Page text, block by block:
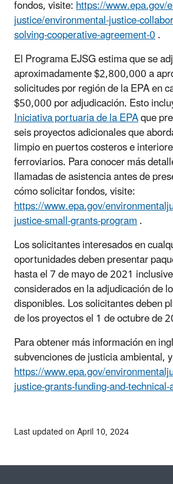
fondos, visite:https://www.epa.gov/
justice/environmental-justice-
solving-cooperative-agreement-0.
El Programa EJSG estima que se
aproximadamente $2,800,000 a
solicitudes por región de la EPA en
$50,000 por adjudicación. Esto
Iniciativa portuaria de la EPAque
seis proyectos adicionales que
limpio en puertos costeros e
ferroviarios. Para conocer más
llamadas de asistencia antes de
cómo solicitar fondos, visite:
https://www.epa.gov/
justice-small-grants-program.
Los solicitantes interesados en
oportunidades deben presentar
hasta el 7 de mayo de 2021
considerados en la adjudicación de
disponibles. Los solicitantes deben
de los proyectos el 1 de octubre de
Para obtener más información en
subvenciones de justicia ambiental,
https://www.epa.gov/
justice-grants-funding-and-
Last updated on April 10, 2024